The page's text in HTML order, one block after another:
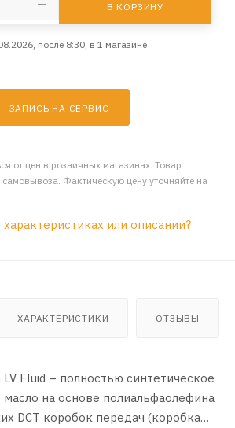
В КОРЗИНУ
после 8:30, в 1 магазине
ЗАПИСЬ НА СЕРВИС
от цен в розничных магазинах. Товар
самовывоза. Фактическую цену уточняйте на
или описании?
ХАРАКТЕРИСТИКИ ОТЗЫВЫ
LV Fluid – полностью синтетическое
на основе полиальфаолефина
DCT коробок передач (коробка